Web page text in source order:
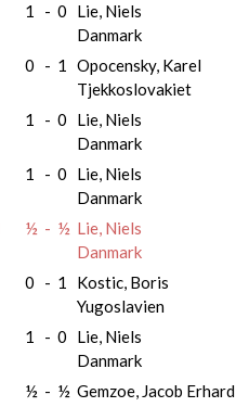
1 - 0
Lie, Niels
Danmark
0 - 1
Opocensky, Karel
Tjekkoslovakiet
1 - 0
Lie, Niels
Danmark
1 - 0
Lie, Niels
Danmark
½ - ½ Lie, Niels
Danmark
0 - 1
Kostic, Boris
Yugoslavien
1 - 0
Lie, Niels
Danmark
½ - ½ Gemzoe, Jacob